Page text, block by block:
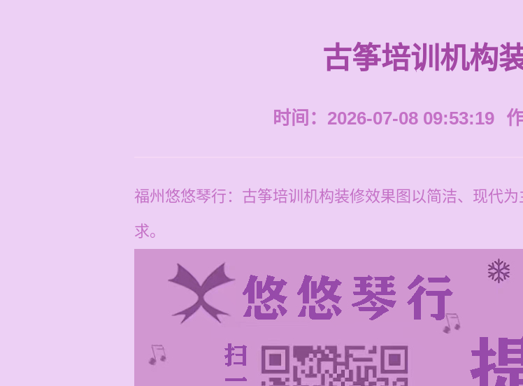
古筝培训机构
时间：2026-07-08 09:53:19
福州悠悠琴行：古筝培训机构装修效果图以简洁、现代
求。